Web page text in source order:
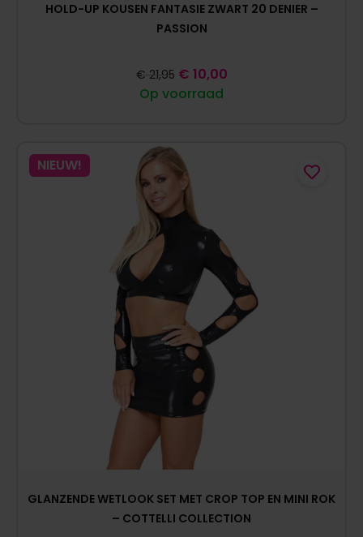
HOLD-UP KOUSEN FANTASIE ZWART 20 DENIER –
PASSION
Op voorraad
€ 21,95 € 10,00
NIEUW!
GLANZENDE WETLOOK SET MET CROP TOP EN MINI ROK
– COTTELLI COLLECTION